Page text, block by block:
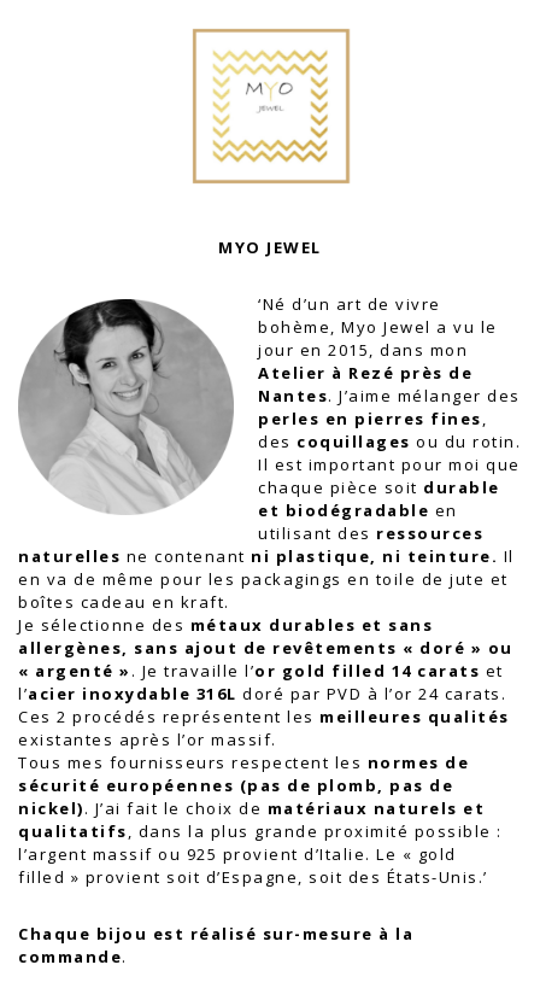
MYO JEWEL
‘Né d’un art de vivre
bohème, Myo Jewel a vu le
jour en 2015, dans mon
Atelier à Rezé près de
Nantes. J’aime mélanger des
perles en pierres fines,
des coquillages ou du rotin.
Il est important pour moi que
chaque pièce soit durable
et biodégradable en
utilisant des ressources
naturelles ne contenant ni plastique, ni teinture. Il
en va de même pour les packagings en toile de jute et
boîtes cadeau en kraft.
Je sélectionne des métaux durables et sans
allergènes, sans ajout de revêtements « doré » ou
« argenté » . Je travaille l’or gold filled 14 carats et
l’acier inoxydable 316L doré par PVD à l’or 24 carats.
Ces 2 procédés représentent les meilleures qualités
existantes après l’or massif.
Tous mes fournisseurs respectent les normes de
sécurité européennes (pas de plomb, pas de
nickel). J’ai fait le choix de matériaux naturels et
qualitatifs, dans la plus grande proximité possible :
l’argent massif ou 925 provient d’Italie. Le « gold
filled » provient soit d’Espagne, soit des États-Unis.’
Chaque bijou est réalisé sur-mesure à la
commande.